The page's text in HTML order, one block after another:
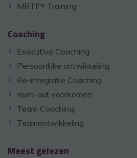
MBTI™ Training
Coaching
Executive Coaching
Persoonlijke ontwikkeling
Re-integratie Coaching
Burn-out voorkomen
Team Coaching
Teamontwikkeling
Meest gelezen